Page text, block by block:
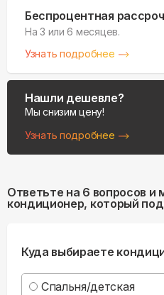
Беспроцентная
На 3 или 6 месяцев.
Узнать подробнее
Нашли дешевле?
Мы снизим цену!
Узнать подробнее
Ответьте на 6 вопросов
кондиционер, который
Куда выбираете
Спальня/детская